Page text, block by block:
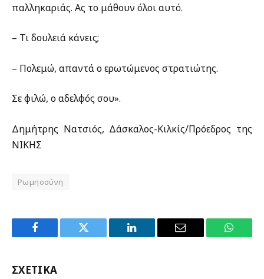
παλληκαριάς. Ας το μάθουν όλοι αυτό.
– Τι δουλειά κάνεις;
– Πολεμώ, απαντά ο ερωτώμενος στρατιώτης.
Σε φιλώ, ο αδελφός σου».
Δημήτρης Νατσιός, Δάσκαλος-Κιλκίς/Πρόεδρος της
ΝΙΚΗΣ
Ρωμηοσύνη
Facebook Twitter LinkedIn Email
ΣΧΕΤΙΚΑ